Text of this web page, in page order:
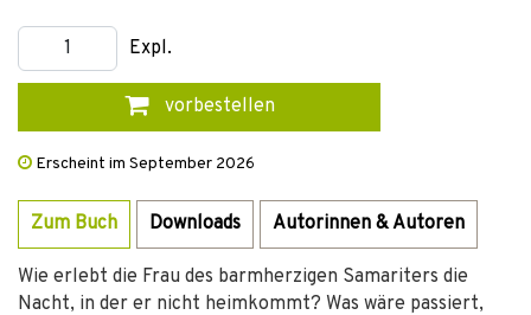
Expl.
vorbestellen
Erscheint im September 2026
Zum Buch Downloads Autorinnen & Autoren
Wie erlebt die Frau des barmherzigen Samariters die
Nacht, in der er nicht heimkommt? Was wäre passiert,